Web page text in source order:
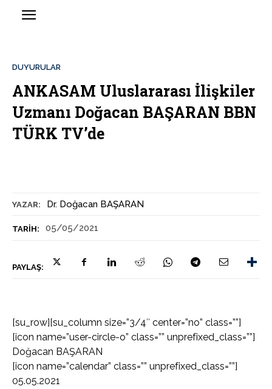
YAZAR: Dr. Doğacan BAŞARAN
TARIH: 05/05/2021
PAYLAŞ:
DUYURULAR
ANKASAM Uluslararası İlişkiler
Uzmanı Doğacan BAŞARAN BBN
TÜRK TV’de
[su_row][su_column size=”3/4″ center=”no” class=””]
[icon name=”user-circle-o” class=”” unprefixed_class=””]
Doğacan BAŞARAN
[icon name=”calendar” class=”” unprefixed_class=””]
05.05.2021